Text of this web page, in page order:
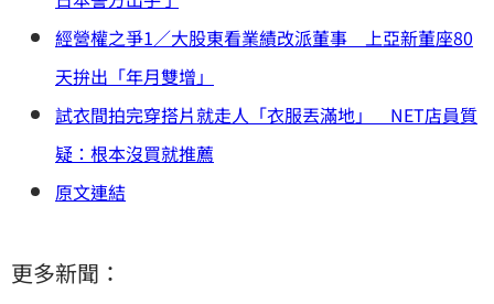
經營權之爭1／大股東看業績改派董事 上亞新董座80
天拚出「年月雙增」
試衣間拍完穿搭片就走人「衣服丟滿地」 NET店員質
疑：根本沒買就推薦
原文連結
更多新聞：